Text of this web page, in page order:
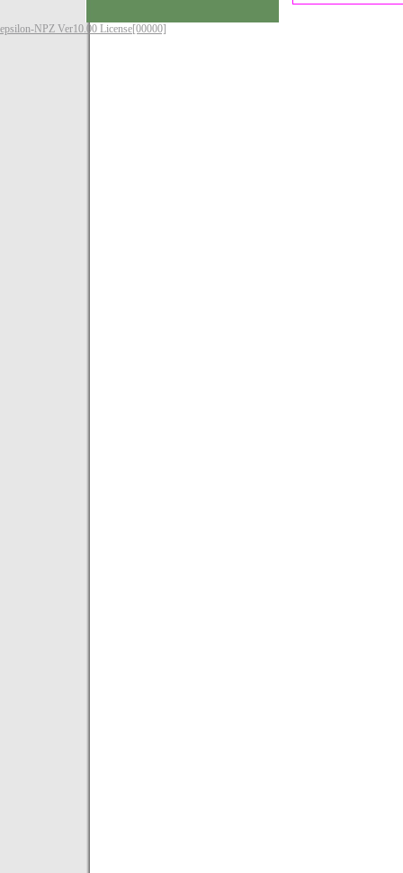
epsilon-NPZ Ver10.00 License[00000]